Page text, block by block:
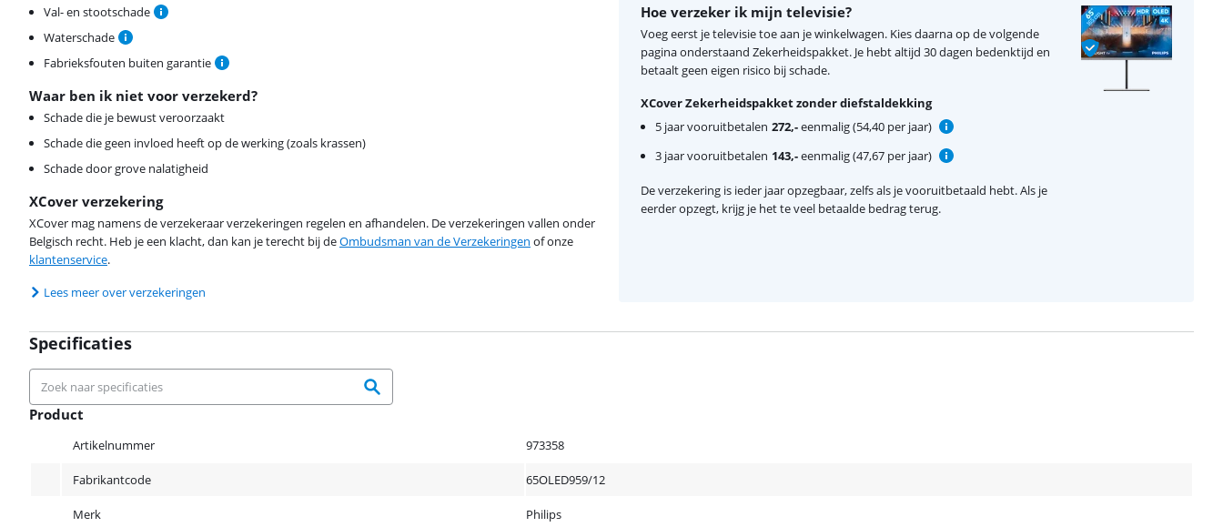
Val- en stootschade
Waterschade
Fabrieksfouten buiten garantie
Waar ben ik niet voor verzekerd?
Schade die je bewust veroorzaakt
Schade die geen invloed heeft op de werking (zoals krassen)
Schade door grove nalatigheid
XCover verzekering
XCover mag namens de verzekeraar verzekeringen regelen en afhandelen. De verzekeringen vallen onder
Belgisch recht. Heb je een klacht, dan kan je terecht bij deOmbudsman van de Verzekeringen of onze
klantenservice.
Lees meer over verzekeringen
Hoe verzeker ik mijn televisie?
Voeg eerst je televisie toe aan je winkelwagen. Kies daarna op de volgende
pagina onderstaand Zekerheidspakket. Je hebt altijd 30 dagen bedenktijd en
betaalt geen eigen risico bij schade.
XCover Zekerheidspakket zonder diefstaldekking
5 jaar vooruitbetalen 272,-eenmalig (54,40 per jaar)
3 jaar vooruitbetalen 143,-eenmalig (47,67 per jaar)
De verzekering is ieder jaar opzegbaar, zelfs als je vooruitbetaald hebt. Als je
eerder opzegt, krijg je het te veel betaalde bedrag terug.
Specificaties
Product
Artikelnummer 973358
Fabrikantcode 65OLED959/12
Merk Philips